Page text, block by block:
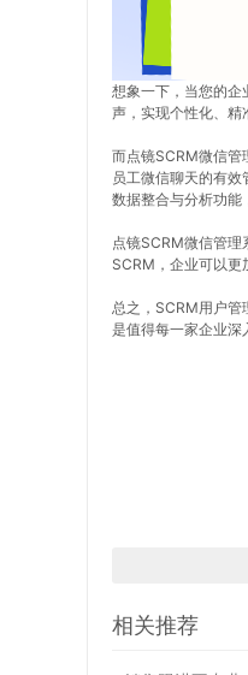
想象一下，当您的企
声，实现个性化、精
而点镜SCRM微信管
员工微信聊天的有
数据整合与分析功能
点镜SCRM微信管理
SCRM，企业可以更
总之，SCRM用户管
是值得每一家企业深
相关推荐